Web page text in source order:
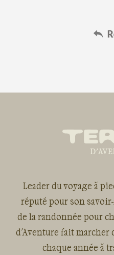
Leader du voyage à
réputé pour son
de la randonnée pour
d'Aventure fait marcher
chaque année à